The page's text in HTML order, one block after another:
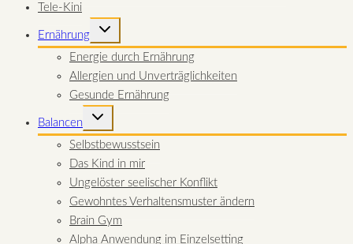
Tele-Kini
Ernährung
UNTERMENÜ
Energie durch Ernährung
Allergien und Unverträglichkeiten
Gesunde Ernährung
Balancen
UNTERMENÜ
Selbstbewusstsein
Das Kind in mir
Ungelöster seelischer Konflikt
Gewohntes Verhaltensmuster ändern
Brain Gym
Alpha Anwendung im Einzelsetting